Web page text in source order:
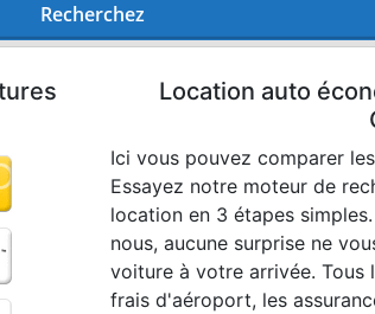
Recherchez
Location auto
Ici vous pouvez comparer
Essayez notre moteur de
location en 3 étapes
nous, aucune surprise ne
voiture à votre arrivée.
frais d'aéroport, les